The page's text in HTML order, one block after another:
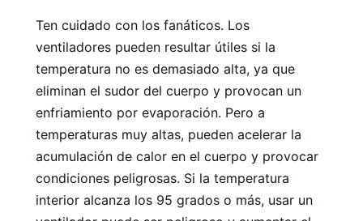
Ten cuidado con los fanáticos. Los
ventiladores pueden resultar útiles si la
temperatura no es demasiado alta, ya que
eliminan el sudor del cuerpo y provocan un
enfriamiento por evaporación. Pero a
temperaturas muy altas, pueden acelerar la
acumulación de calor en el cuerpo y provocar
condiciones peligrosas. Si la temperatura
interior alcanza los 95 grados o más, usar un